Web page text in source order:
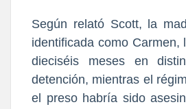
Según relató Scott, la
identificada como Carmen,
dieciséis meses en
detención, mientras el
el preso habría sido